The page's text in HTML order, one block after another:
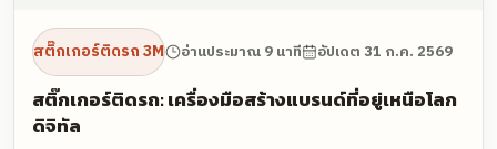
สติ๊กเกอร์ติดรถ 3M อ่านประมาณ 9 นาที อัปเดต 31 ก.ค. 2569
สติ๊กเกอร์ติดรถ: เครื่องมือสร้างแบรนด์ที่อยู่เหนือโลก
ดิจิทัล